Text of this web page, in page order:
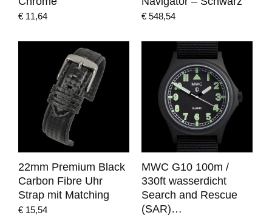
€ 11,64 € 548,54
22mm Premium Black
Carbon Fibre Uhr
Strap mit Matching
€ 15,54
MWC G10 100m /
330ft wasserdicht
Search and Rescue
(SAR)…